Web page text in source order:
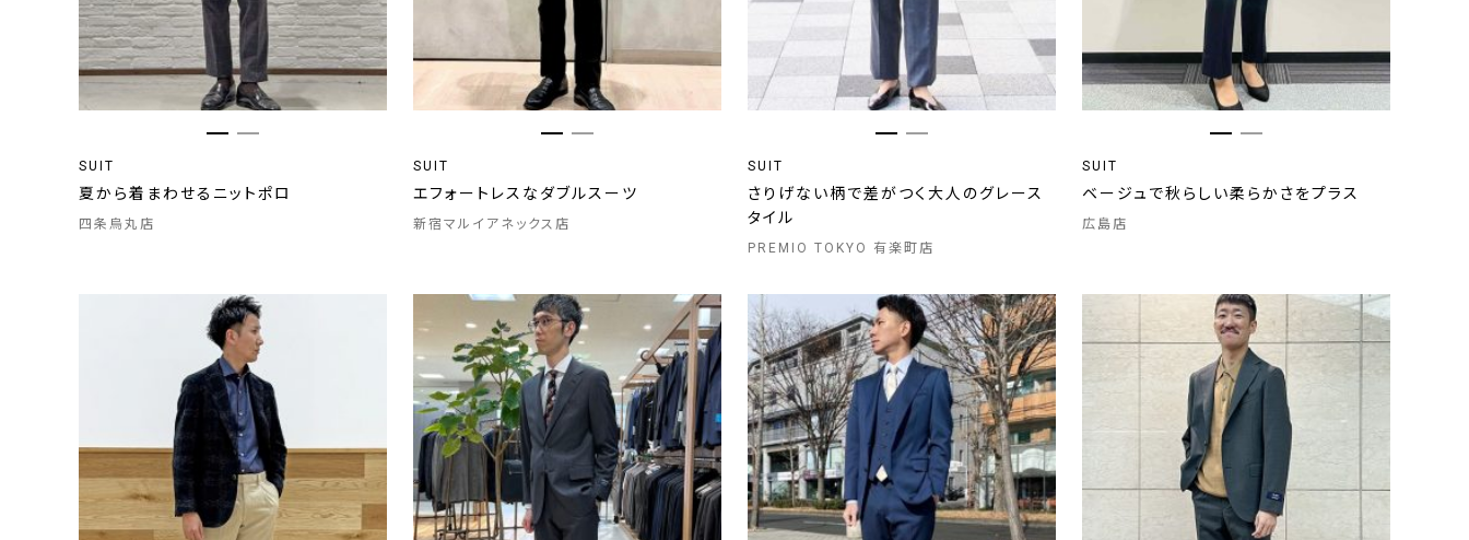
SUIT
夏から着まわせるニットポロ
四条烏丸店
SUIT
エフォートレスなダブルスーツ
新宿マルイアネックス店
SUIT
さりげない柄で差がつく大人のグレース
タイル
PREMIO TOKYO 有楽町店
SUIT
ベージュで秋らしい柔らかさをプラス
広島店